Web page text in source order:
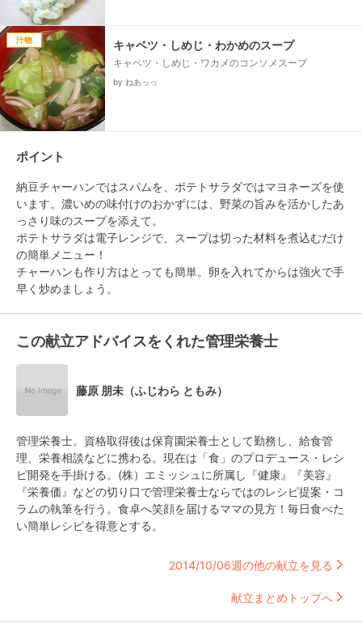
汁物 キャベツ・しめじ・わかめのスープ
キャベツ・しめじ・ワカメのコンソメスープ
by ねあっっ
ポイント
納豆チャーハンではスパムを、ポテトサラダではマヨネーズを使
います。濃いめの味付けのおかずには、野菜の旨みを活かしたあ
っさり味のスープを添えて。
ポテトサラダは電子レンジで、スープは切った材料を煮込むだけ
の簡単メニュー！
チャーハンも作り方はとっても簡単。卵を入れてからは強火で手
この献立アドバイスをくれた管理栄養士
藤原 朋未（ふじわら ともみ）
管理栄養士。資格取得後は保育園栄養士として勤務し、給食管
理、栄養相談などに携わる。現在は「食」のプロデュース・レシ
ピ開発を手掛ける。(株）エミッシュに所属し『健康』『美容』
『栄養価』などの切り口で管理栄養士ならではのレシピ提案・コ
ラムの執筆を行う。食卓へ笑顔を届けるママの見方！毎日食べた
い簡単レシピを得意とする。
2014/10/06週の他の献立を見る
献立まとめトップへ